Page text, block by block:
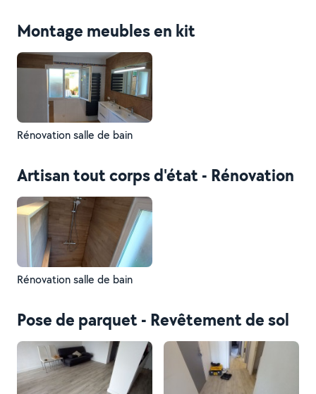
Montage meubles en kit
Rénovation salle de bain
Artisan tout corps d'état - Rénovation
Rénovation salle de bain
Pose de parquet - Revêtement de sol